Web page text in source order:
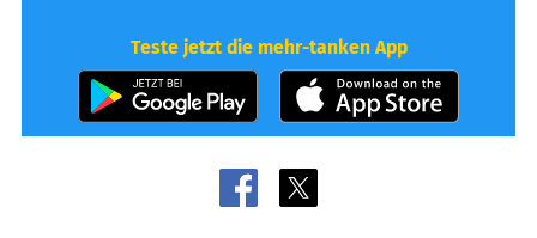
Teste jetzt die mehr-tanken App